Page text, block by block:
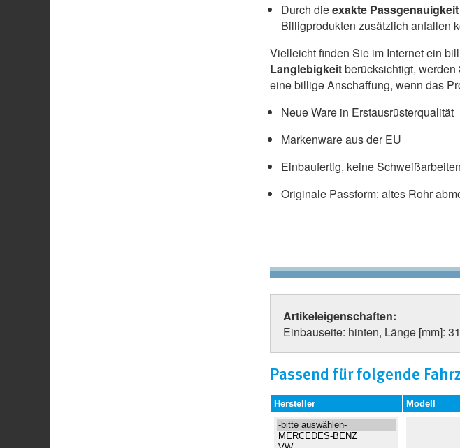
Durch dieexakte Passgenauigkeit
Billigprodukten zusätzlich anfallen
Vielleicht finden Sie im Internet ein
Langlebigkeitberücksichtigt, werden
eine billige Anschaffung, wenn das
Neue Ware in Erstausrüsterqualität
Markenware aus der EU
Einbaufertig, keine
Originale Passform: altes Rohr
Artikeleigenschaften:
Einbauseite: hinten, Länge [mm]:
Passend für folgende
Hersteller Modell